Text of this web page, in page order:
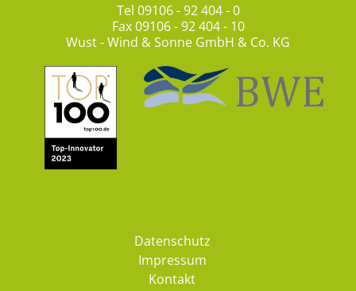
Tel 09106 - 92 404 - 0
Fax 09106 - 92 404 - 10
Wust - Wind & Sonne GmbH & Co. KG
Datenschutz
Impressum
Kontakt